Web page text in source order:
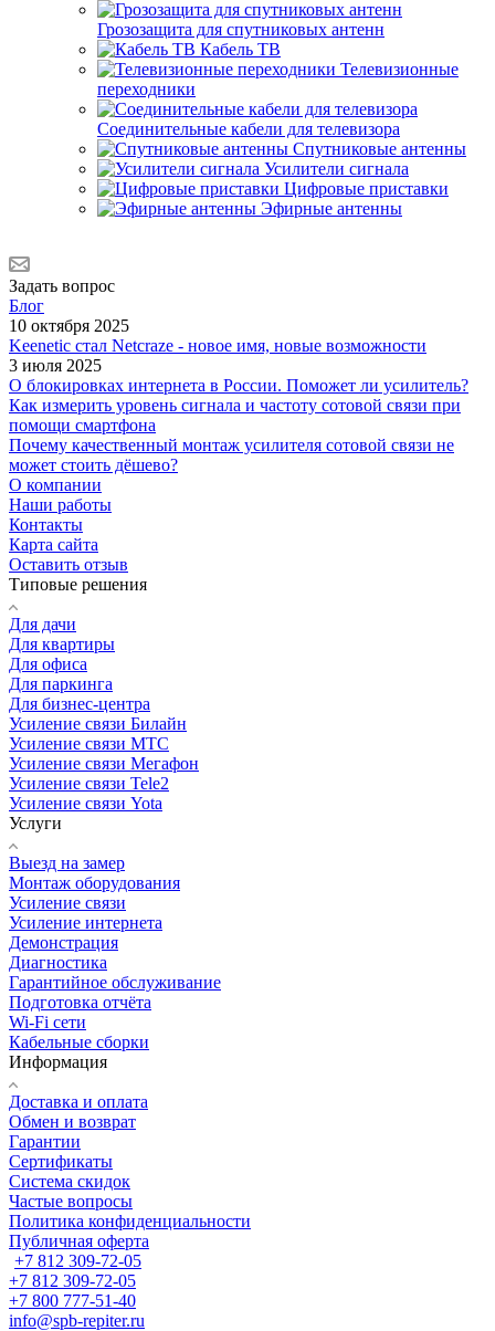
Грозозащита для спутниковых антенн
Кабель ТВ
Телевизионные
переходники
Соединительные кабели для телевизора
Спутниковые антенны
Усилители сигнала
Цифровые приставки
Эфирные антенны
Задать вопрос
Блог
10 октября 2025
Keenetic стал Netcraze - новое имя, новые возможности
3 июля 2025
О блокировках интернета в России. Поможет ли усилитель?
Как измерить уровень сигнала и частоту сотовой связи при
помощи смартфона
Почему качественный монтаж усилителя сотовой связи не
может стоить дёшево?
О компании
Наши работы
Контакты
Карта сайта
Оставить отзыв
Типовые решения
Для дачи
Для квартиры
Для офиса
Для паркинга
Для бизнес-центра
Усиление связи Билайн
Усиление связи МТС
Усиление связи Мегафон
Усиление связи Tele2
Усиление связи Yota
Услуги
Выезд на замер
Монтаж оборудования
Усиление связи
Усиление интернета
Демонстрация
Диагностика
Гарантийное обслуживание
Подготовка отчёта
Wi-Fi сети
Кабельные сборки
Информация
Доставка и оплата
Обмен и возврат
Гарантии
Сертификаты
Система скидок
Частые вопросы
Политика конфиденциальности
Публичная оферта
+7 812 309-72-05
+7 812 309-72-05
+7 800 777-51-40
info@spb-repiter.ru